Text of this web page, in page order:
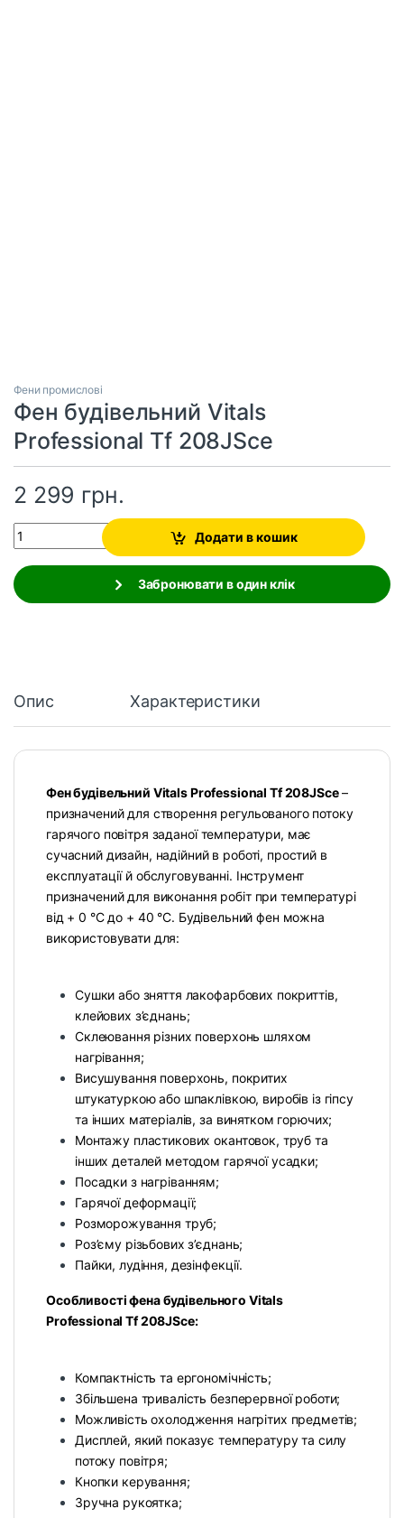
Фени промислові
Фен будівельний Vitals
Professional Tf 208JSce
2 299 грн.
Quantity
Додати в кошик
Забронювати в один клік
Опис Характеристики
Фен будівельний Vitals Professional Tf 208JSce–
призначений для створення регульованого потоку
гарячого повітря заданої температури, має
сучасний дизайн, надійний в роботі, простий в
експлуатації й обслуговуванні. Інструмент
призначений для виконання робіт при температурі
від + 0 °С до + 40 °С. Будівельний фен можна
використовувати для:
Сушки або зняття лакофарбових покриттів,
клейових з’єднань;
Склеювання різних поверхонь шляхом
нагрівання;
Висушування поверхонь, покритих
штукатуркою або шпаклівкою, виробів із гіпсу
та інших матеріалів, за винятком горючих;
Монтажу пластикових окантовок, труб та
інших деталей методом гарячої усадки;
Посадки з нагріванням;
Гарячої деформації;
Розморожування труб;
Роз’єму різьбових з’єднань;
Пайки, лудіння, дезінфекції.
Особливості фена будівельного Vitals
Professional Tf 208JSce:
Компактність та ергономічність;
Збільшена тривалість безперервної роботи;
Можливість охолодження нагрітих предметів;
Дисплей, який показує температуру та силу
потоку повітря;
Кнопки керування;
Зручна рукоятка;